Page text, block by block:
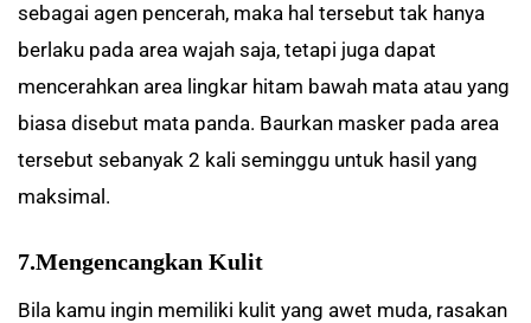
sebagai agen pencerah, maka hal tersebut tak hanya
berlaku pada area wajah saja, tetapi juga dapat
mencerahkan area lingkar hitam bawah mata atau yang
biasa disebut mata panda. Baurkan masker pada area
tersebut sebanyak 2 kali seminggu untuk hasil yang
maksimal.
7.Mengencangkan Kulit
Bila kamu ingin memiliki kulit yang awet muda, rasakan